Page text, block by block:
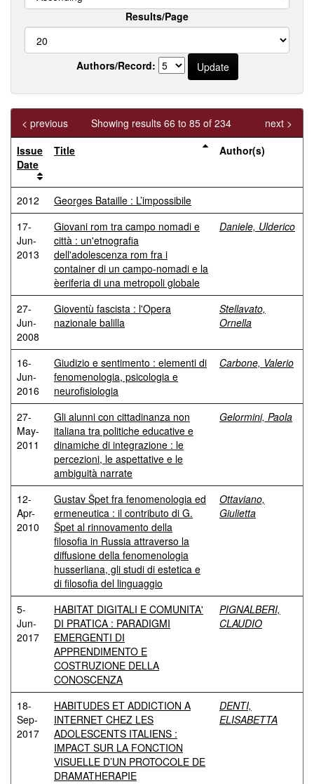
Results/Page
Authors/Record:
Showing results 66 to 85 of 234
< previous
next >
Issue
Date
Title Author(s)
2012
Georges Bataille : L’impossibile
17-
Jun-
2013
Giovani rom tra campo nomadi e
città : un'etnografia
dell'adolescenza rom fra i
container di un campo-nomadi e la
èeriferia di una metropoli globale
Daniele, Ulderico
27-
Jun-
2008
Gioventù fascista : l'Opera
nazionale balilla
Stellavato,
Ornella
16-
Jun-
2016
Giudizio e sentimento : elementi di
fenomenologia, psicologia e
neurofisiologia
Carbone, Valerio
27-
May-
2011
Gli alunni con cittadinanza non
italiana tra politiche educative e
dinamiche di integrazione : le
percezioni, le aspettative e le
ambiguità narrate
Gelormini, Paola
12-
Apr-
2010
Gustav Špet fra fenomenologia ed
ermeneutica : il contributo di G.
Špet al rinnovamento della
filosofia in Russia attraverso la
diffusione della fenomenologia
husserliana, gli studi di estetica e
di filosofia del linguaggio
Ottaviano,
Giulietta
5-
Jun-
2017
HABITAT DIGITALI E COMUNITA'
DI PRATICA : PARADIGMI
EMERGENTI DI
APPRENDIMENTO E
COSTRUZIONE DELLA
CONOSCENZA
PIGNALBERI,
CLAUDIO
18-
Sep-
2017
HABITUDES ET ADDICTION A
INTERNET CHEZ LES
ADOLESCENTS ITALIENS :
IMPACT SUR LA FONCTION
VISUELLE D’UN PROTOCOLE DE
DRAMATHERAPIE
DENTI,
ELISABETTA